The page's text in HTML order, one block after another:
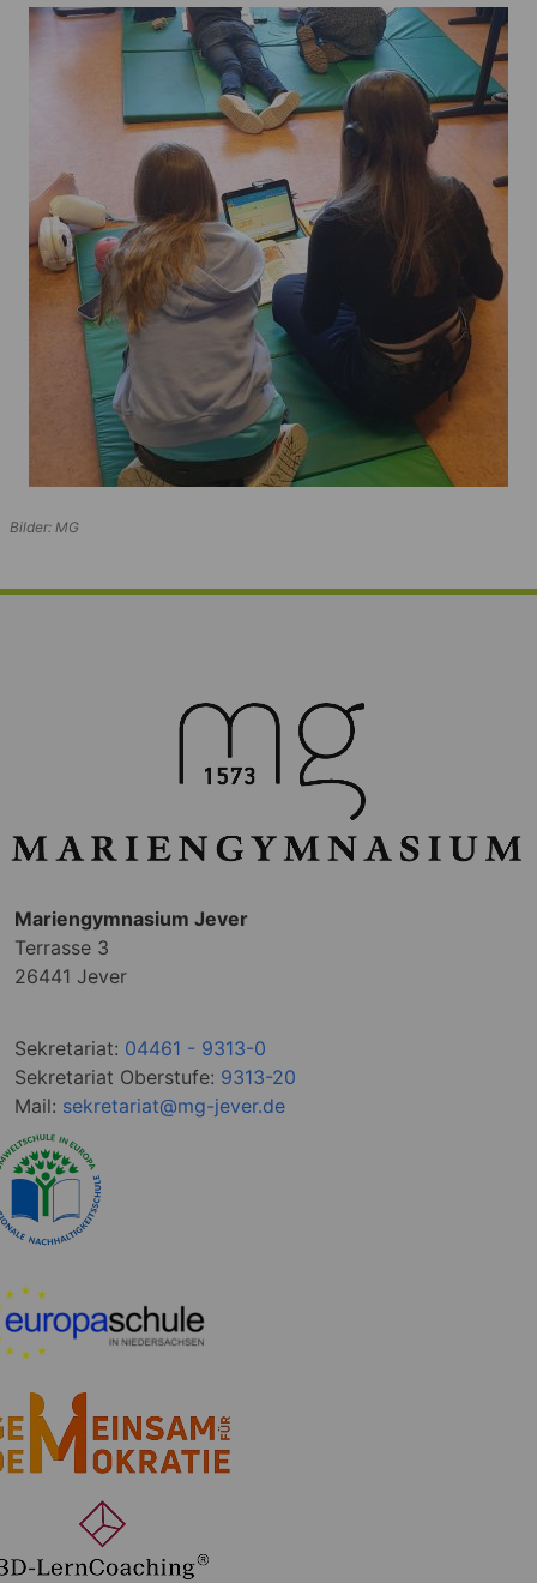
Bilder: MG
Mariengymnasium Jever
Terrasse 3
26441 Jever
Sekretariat: 04461 - 9313-0
Sekretariat Oberstufe: 9313-20
Mail: sekretariat@mg-jever.de